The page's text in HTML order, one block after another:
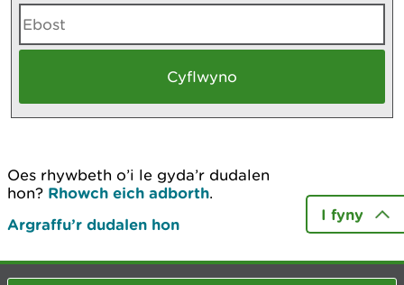
Oes rhywbeth o’i le gyda’r dudalen
hon? Rhowch eich adborth.
Argraffu’r dudalen hon
I fyny